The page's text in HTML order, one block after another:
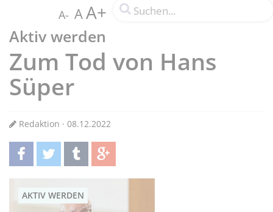
A- AA+
Aktiv werden
Zum Tod von Hans
Süper
Redaktion · 08.12.2022
teilen
AKTIV WERDEN